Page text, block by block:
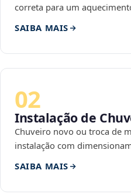
correta para um
SAIBA MAIS
02
Instalação de
Chuveiro novo ou troca de
instalação com
SAIBA MAIS